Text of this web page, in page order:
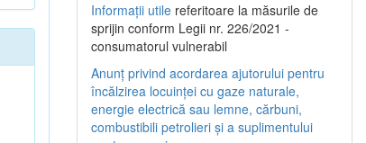
Informații utile referitoare la măsurile de
sprijin conform Legii nr. 226/2021 -
consumatorul vulnerabil
Anunț privind acordarea ajutorului pentru
încălzirea locuinței cu gaze naturale,
energie electrică sau lemne, cărbuni,
combustibili petrolieri și a suplimentului